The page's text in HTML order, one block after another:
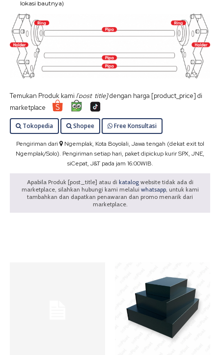
lokasi bautnya)
Temukan Produk kami [post_title]dengan harga [product_price] di
marketplace
Tokopedia Shopee Free Konsultasi
Pengiriman dari
Ngemplak, Kota Boyolali, Jawa tengah (dekat exit tol
Ngemplak/Solo). Pengiriman setiap hari, paket dipickup kurir SPX, JNE,
siCepat, J&T pada jam 16:00WIB.
Apabila Produk [post_title] atau di katalogwebsite tidak ada di
marketplace, silahkan hubungi kami melalui whatsapp, untuk kami
tambahkan dan dapatkan penawaran dan promo menarik dari
marketplace.